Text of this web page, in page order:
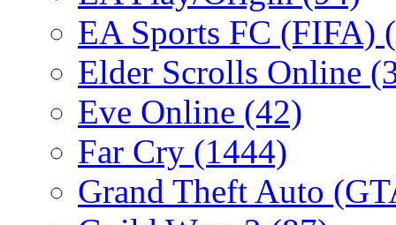
EA Sports FC (FIFA)
Elder Scrolls Online
Eve Online (42)
Far Cry (1444)
Grand Theft Auto